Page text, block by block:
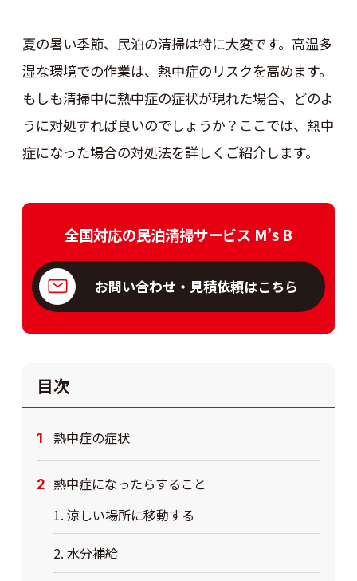
夏の暑い季節、民泊の清掃は特に大変です。高温多
湿な環境での作業は、熱中症のリスクを高めます。
もしも清掃中に熱中症の症状が現れた場合、どのよ
うに対処すれば良いのでしょうか？ここでは、熱中
症になった場合の対処法を詳しくご紹介します。
全国対応の民泊清掃サービス M’s B
お問い合わせ・見積依頼はこちら
目次
熱中症の症状
熱中症になったらすること
1. 涼しい場所に移動する
2. 水分補給